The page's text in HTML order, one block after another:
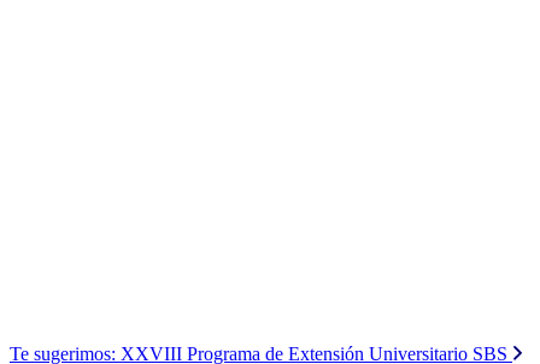
Te sugerimos: XXVIII Programa de Extensión Universitario SBS